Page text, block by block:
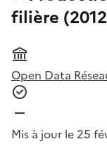
filière
Open Data
Mis à jour le 25